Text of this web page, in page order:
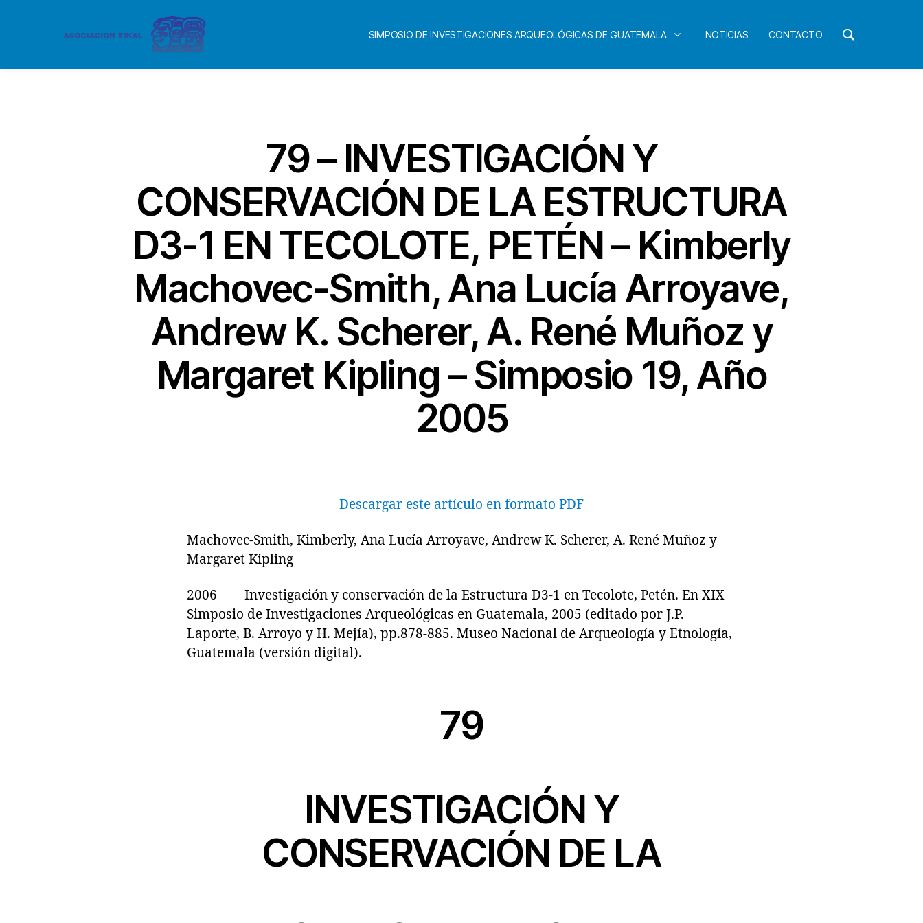
SIMPOSIO DE INVESTIGACIONES ARQUEOLÓGICAS DE GUATEMALA NOTICIAS CONTACTO
79 – INVESTIGACIÓN Y
CONSERVACIÓN DE LA ESTRUCTURA
D3-1 EN TECOLOTE, PETÉN – Kimberly
Machovec-Smith, Ana Lucía Arroyave,
Andrew K. Scherer, A. René Muñoz y
Margaret Kipling – Simposio 19, Año
2005
Descargar este artículo en formato PDF
Machovec-Smith, Kimberly, Ana Lucía Arroyave, Andrew K. Scherer, A. René Muñoz y
Margaret Kipling
2006 Investigación y conservación de la Estructura D3-1 en Tecolote, Petén. En XIX
Simposio de Investigaciones Arqueológicas en Guatemala, 2005 (editado por J.P.
Laporte, B. Arroyo y H. Mejía), pp.878-885. Museo Nacional de Arqueología y Etnología,
Guatemala (versión digital).
79
INVESTIGACIÓN Y
CONSERVACIÓN DE LA